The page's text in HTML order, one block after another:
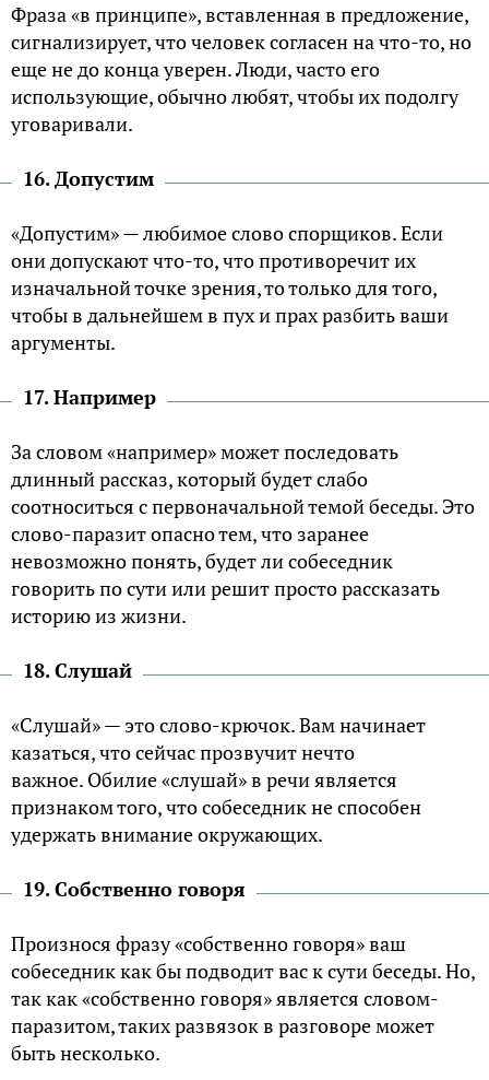
Фраза «в принципе», вставленная в предложение,
сигнализирует, что человек согласен на что-то, но
еще не до конца уверен. Люди, часто его
использующие, обычно любят, чтобы их подолгу
уговаривали.
16. Допустим
«Допустим» — любимое слово спорщиков. Если
они допускают что-то, что противоречит их
изначальной точке зрения, то только для того,
чтобы в дальнейшем в пух и прах разбить ваши
аргументы.
17. Например
За словом «например» может последовать
длинный рассказ, который будет слабо
соотноситься с первоначальной темой беседы. Это
слово-паразит опасно тем, что заранее
невозможно понять, будет ли собеседник
говорить по сути или решит просто рассказать
историю из жизни.
18. Слушай
«Слушай» — это слово-крючок. Вам начинает
казаться, что сейчас прозвучит нечто
важное. Обилие «слушай» в речи является
признаком того, что собеседник не способен
удержать внимание окружающих.
19. Собственно говоря
Произнося фразу «собственно говоря» ваш
собеседник как бы подводит вас к сути беседы. Но,
так как «собственно говоря» является словом-
паразитом, таких развязок в разговоре может
быть несколько.